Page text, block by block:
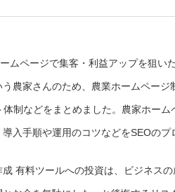
ームページで集客・利益アップを狙
農家さんのため、農業ホームペー
制などをまとめました。農家ホー
導入手順や運用のコツなどをSEOのプ
有料ツールへの投資は、ビジネス